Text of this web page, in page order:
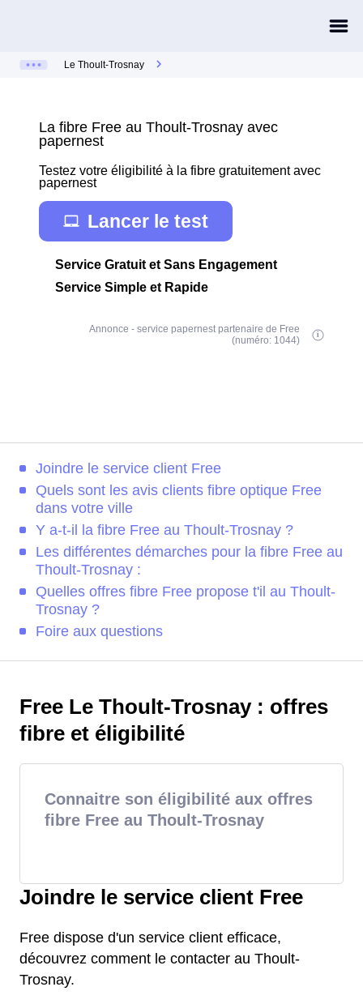
Le Thoult-Trosnay
La fibre Free au Thoult-Trosnay avec
papernest
Testez votre éligibilité à la fibre gratuitement avec
papernest
Lancer le test
Service Gratuit et Sans Engagement
Service Simple et Rapide
Annonce - service papernest partenaire de Free
(numéro: 1044)
Joindre le service client Free
Quels sont les avis clients fibre optique Free
dans votre ville
Y a-t-il la fibre Free au Thoult-Trosnay ?
Les différentes démarches pour la fibre Free au
Thoult-Trosnay :
Quelles offres fibre Free propose t'il au Thoult-
Trosnay ?
Foire aux questions
Free Le Thoult-Trosnay : offres
fibre et éligibilité
Connaitre son éligibilité aux offres
fibre Free au Thoult-Trosnay
Joindre le service client Free
Free dispose d'un service client efficace,
découvrez comment le contacter au Thoult-
Trosnay.